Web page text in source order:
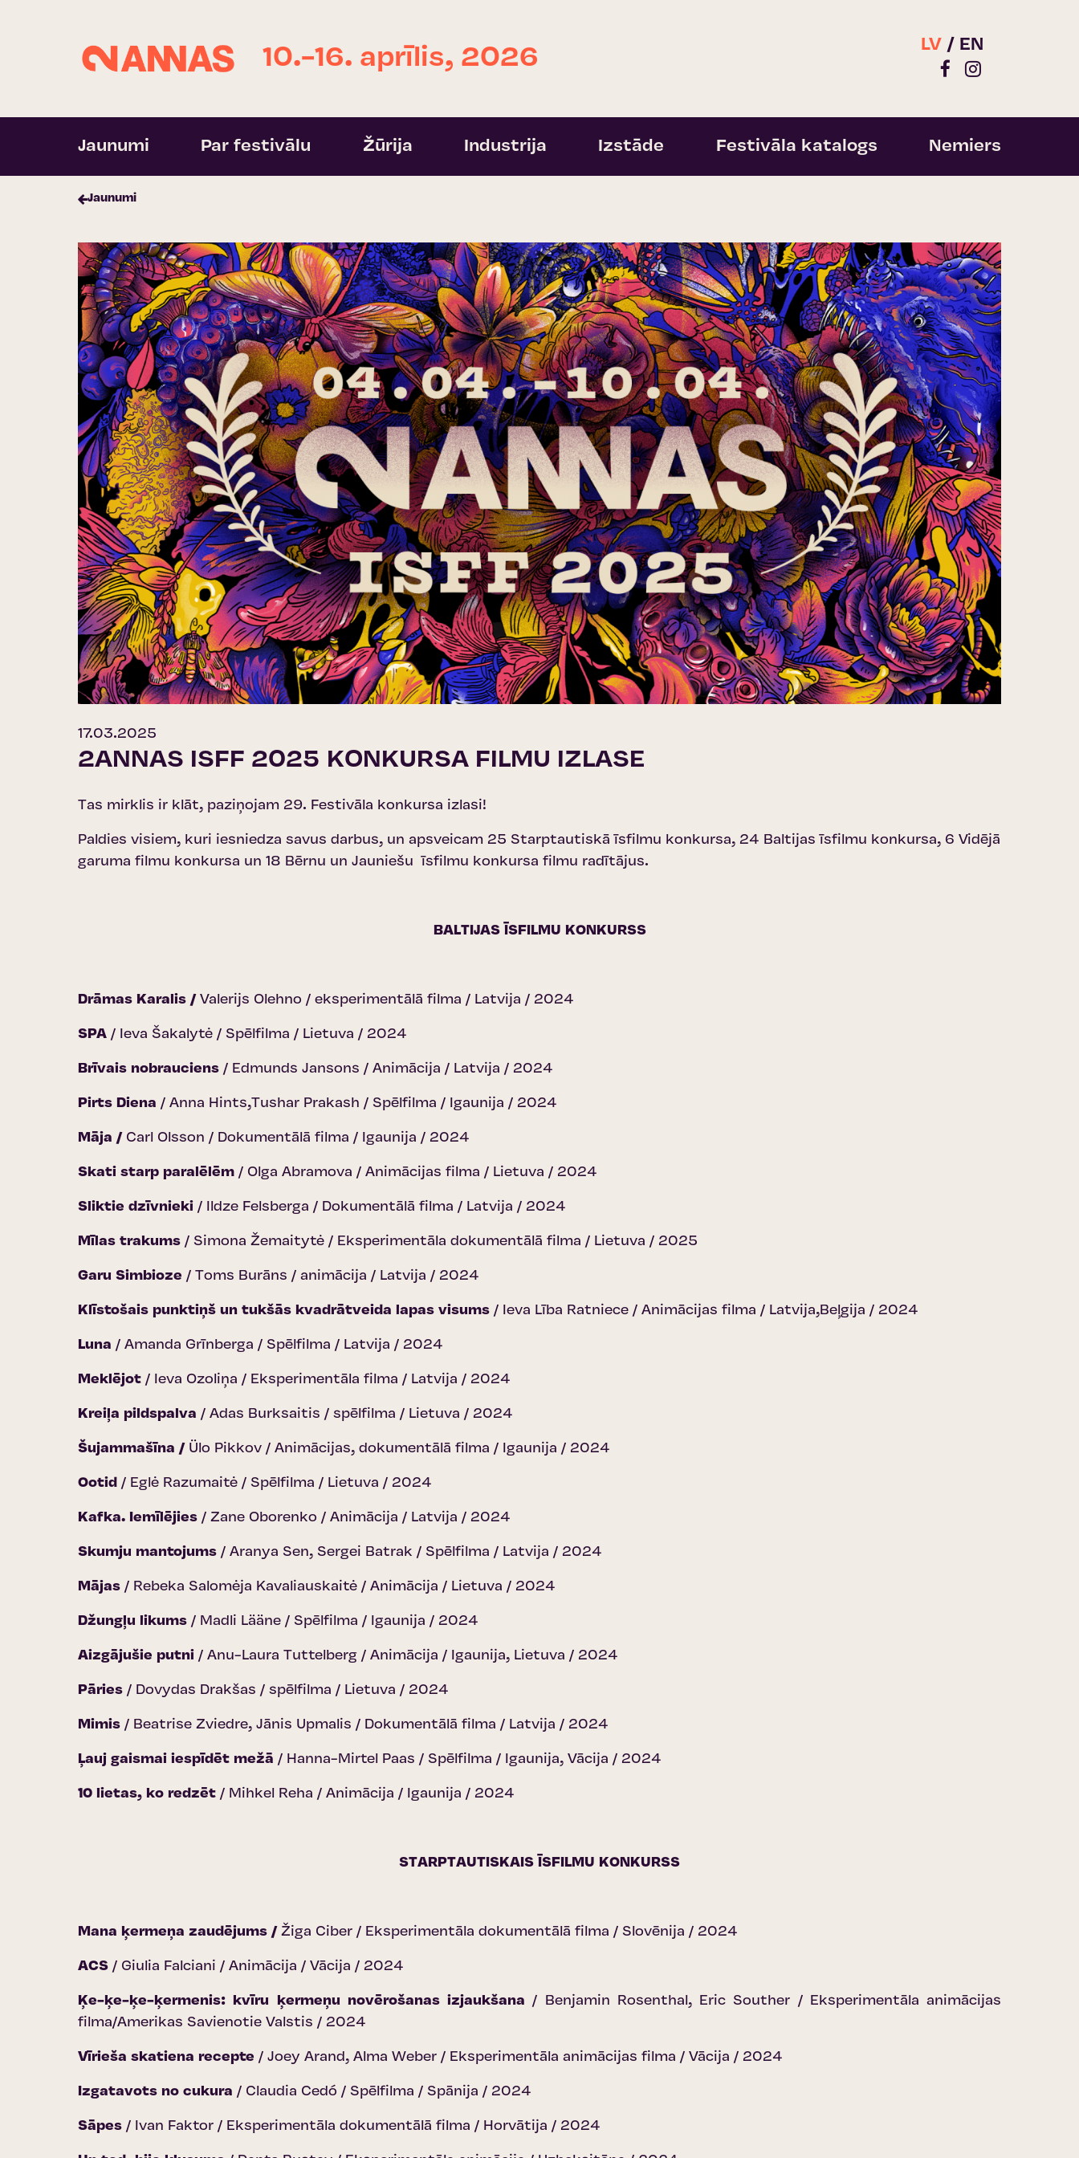
10.-16. aprīlis, 2026 LV EN
Jaunumi Par festivālu Žūrija Industrija Izstāde Festivāla katalogs Nemiers
Jaunumi
17.03.2025
2ANNAS ISFF 2025 KONKURSA FILMU IZLASE
Tas mirklis ir klāt, paziņojam 29. Festivāla konkursa izlasi!
Paldies visiem, kuri iesniedza savus darbus, un apsveicam 25 Starptautiskā īsfilmu konkursa, 24 Baltijas īsfilmu konkursa, 6 Vidējā
garuma filmu konkursa un 18 Bērnu un Jauniešu īsfilmu konkursa filmu radītājus.
BALTIJAS ĪSFILMU KONKURSS
Drāmas Karalis / Valerijs Olehno / eksperimentālā filma / Latvija / 2024
SPA / Ieva Šakalytė / Spēlfilma / Lietuva / 2024
Brīvais nobrauciens / Edmunds Jansons / Animācija / Latvija / 2024
Pirts Diena / Anna Hints,Tushar Prakash / Spēlfilma / Igaunija / 2024
Māja / Carl Olsson / Dokumentālā filma / Igaunija / 2024
Skati starp paralēlēm / Olga Abramova / Animācijas filma / Lietuva / 2024
Sliktie dzīvnieki / Ildze Felsberga / Dokumentālā filma / Latvija / 2024
Mīlas trakums / Simona Žemaitytė / Eksperimentāla dokumentālā filma / Lietuva / 2025
Garu Simbioze / Toms Burāns / animācija / Latvija / 2024
Klīstošais punktiņš un tukšās kvadrātveida lapas visums / Ieva Lība Ratniece / Animācijas filma / Latvija,Beļgija / 2024
Luna / Amanda Grīnberga / Spēlfilma / Latvija / 2024
Meklējot / Ieva Ozoliņa / Eksperimentāla filma / Latvija / 2024
Kreiļa pildspalva / Adas Burksaitis / spēlfilma / Lietuva / 2024
Šujammašīna / Ülo Pikkov / Animācijas, dokumentālā filma / Igaunija / 2024
Ootid / Eglė Razumaitė / Spēlfilma / Lietuva / 2024
Kafka. Iemīlējies / Zane Oborenko / Animācija / Latvija / 2024
Skumju mantojums / Aranya Sen, Sergei Batrak / Spēlfilma / Latvija / 2024
Mājas / Rebeka Salomėja Kavaliauskaitė / Animācija / Lietuva / 2024
Džungļu likums / Madli Lääne / Spēlfilma / Igaunija / 2024
Aizgājušie putni / Anu-Laura Tuttelberg / Animācija / Igaunija, Lietuva / 2024
Pāries / Dovydas Drakšas / spēlfilma / Lietuva / 2024
Mimis / Beatrise Zviedre, Jānis Upmalis / Dokumentālā filma / Latvija / 2024
Ļauj gaismai iespīdēt mežā / Hanna-Mirtel Paas / Spēlfilma / Igaunija, Vācija / 2024
10 lietas, ko redzēt / Mihkel Reha / Animācija / Igaunija / 2024
STARPTAUTISKAIS ĪSFILMU KONKURSS
Mana ķermeņa zaudējums / Žiga Ciber / Eksperimentāla dokumentālā filma / Slovēnija / 2024
ACS / Giulia Falciani / Animācija / Vācija / 2024
Ķe-ķe-ķe-ķermenis: kvīru ķermeņu novērošanas izjaukšana/ Benjamin Rosenthal, Eric Souther / Eksperimentāla animācijas
filma/Amerikas Savienotie Valstis / 2024
Vīrieša skatiena recepte / Joey Arand, Alma Weber / Eksperimentāla animācijas filma / Vācija / 2024
Izgatavots no cukura / Claudia Cedó / Spēlfilma / Spānija / 2024
Sāpes / Ivan Faktor / Eksperimentāla dokumentālā filma / Horvātija / 2024